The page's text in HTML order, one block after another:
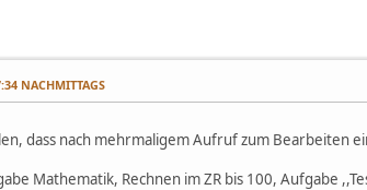
NACHMITTAGS
dass nach mehrmaligem Aufruf zum Bearbeiten
Mathematik, Rechnen im ZR bis 100, Aufgabe